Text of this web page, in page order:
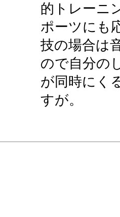
的トレーニ
ポーツにも
技の場合は
ので自分の
が同時にく
すが。